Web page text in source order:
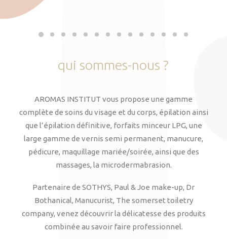
qui sommes-nous ?
AROMAS INSTITUT vous propose une gamme
complète de soins du visage et du corps, épilation ainsi
que l’épilation définitive, forfaits minceur LPG, une
large gamme de vernis semi permanent, manucure,
pédicure, maquillage mariée/soirée, ainsi que des
massages, la microdermabrasion.
Partenaire de SOTHYS, Paul & Joe make-up, Dr
Bothanical, Manucurist, The somerset toiletry
company, venez découvrir la délicatesse des produits
combinée au savoir faire professionnel.